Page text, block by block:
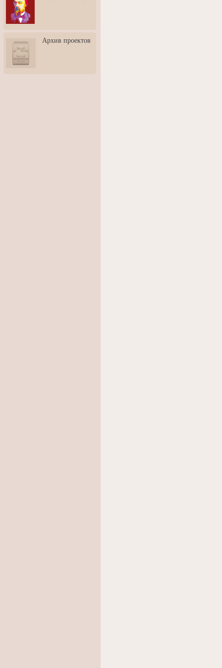
3: Обусловленности
человека и их влияние на
карьеру
скульптором Дмитрием
Тугариновым
АртБульвар в День города
Архив проектов